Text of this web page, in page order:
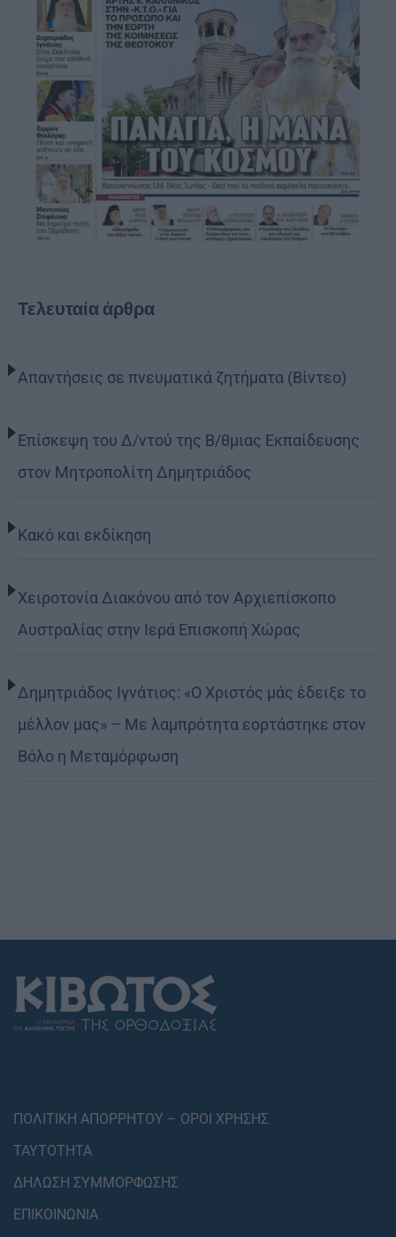
Τελευταία άρθρα
Απαντήσεις σε πνευματικά ζητήματα (Βίντεο)
Επίσκεψη του Δ/ντού της Β/θμιας Εκπαίδευσης
στον Μητροπολίτη Δημητριάδος
Κακό και εκδίκηση
Χειροτονία Διακόνου από τον Αρχιεπίσκοπο
Αυστραλίας στην Ιερά Επισκοπή Χώρας
Δημητριάδος Ιγνάτιος: «Ο Χριστός μάς έδειξε το
μέλλον μας» – Με λαμπρότητα εορτάστηκε στον
Βόλο η Μεταμόρφωση
ΠΟΛΙΤΙΚΗ ΑΠΟΡΡΗΤΟΥ – ΟΡΟΙ ΧΡΗΣΗΣ
ΤΑΥΤΟΤΗΤΑ
ΔΗΛΩΣΗ ΣΥΜΜΟΡΦΩΣΗΣ
ΕΠΙΚΟΙΝΩΝΙΑ